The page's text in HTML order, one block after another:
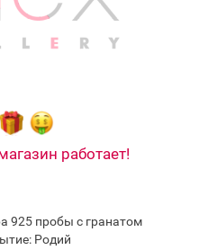
работает!
925 пробы с гранатом
Родий